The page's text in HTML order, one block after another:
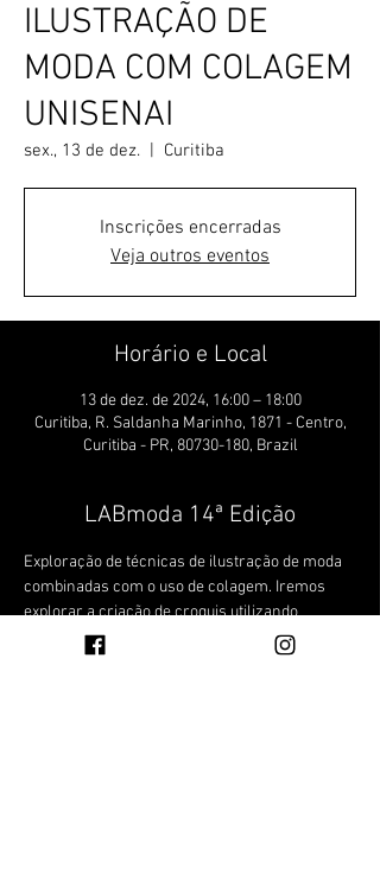
ILUSTRAÇÃO DE
MODA COM COLAGEM
UNISENAI
sex., 13 de dez. Curitiba
Inscrições encerradas
Veja outros eventos
Horário e Local
13 de dez. de 2024, 16:00 – 18:00
Curitiba, R. Saldanha Marinho, 1871 - Centro,
Curitiba - PR, 80730-180, Brazil
LABmoda 14ª Edição
Exploração de técnicas de ilustração de moda
combinadas com o uso de colagem. Iremos
explorar a criação de croquis utilizando
recortes, texturas e cores para compor
representações visuais únicas e criativas.